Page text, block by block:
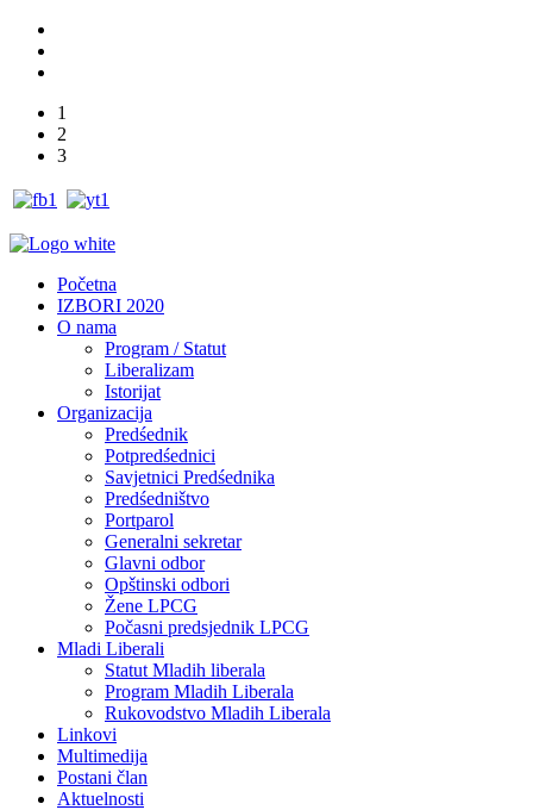
1
2
3
Početna
IZBORI 2020
O nama
Program / Statut
Liberalizam
Istorijat
Organizacija
Predśednik
Potpredśednici
Savjetnici Predśednika
Predśedništvo
Portparol
Generalni sekretar
Glavni odbor
Opštinski odbori
Žene LPCG
Počasni predsjednik LPCG
Mladi Liberali
Statut Mladih liberala
Program Mladih Liberala
Rukovodstvo Mladih Liberala
Linkovi
Multimedija
Postani član
Aktuelnosti